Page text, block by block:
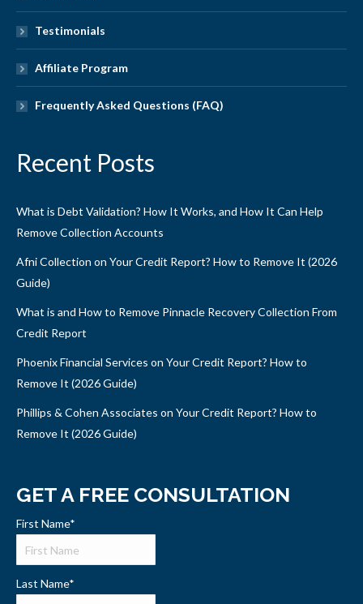
Testimonials
Affiliate Program
Frequently Asked Questions (FAQ)
Recent Posts
What is Debt Validation? How It Works, and How It Can Help
Remove Collection Accounts
Afni Collection on Your Credit Report? How to Remove It (2026
Guide)
What is and How to Remove Pinnacle Recovery Collection From
Credit Report
Phoenix Financial Services on Your Credit Report? How to
Remove It (2026 Guide)
Phillips & Cohen Associates on Your Credit Report? How to
Remove It (2026 Guide)
GET A FREE CONSULTATION
First Name*
Last Name*